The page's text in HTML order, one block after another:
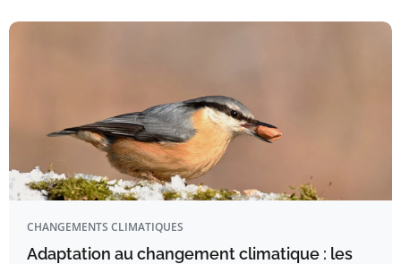
CHANGEMENTS CLIMATIQUES
Adaptation au changement climatique : les